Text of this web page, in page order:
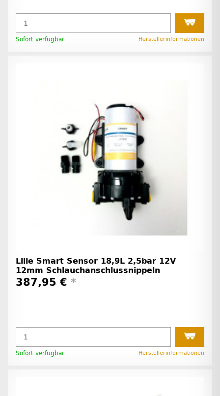
Sofort verfügbar Herstellerinformationen
Lilie Smart Sensor 18,9L 2,5bar 12V
12mm Schlauchanschlussnippeln
387,95 € *
Sofort verfügbar Herstellerinformationen